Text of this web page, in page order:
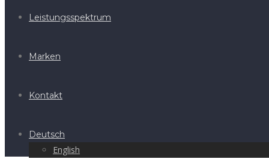
Leistungsspektrum
Marken
Kontakt
Deutsch
English